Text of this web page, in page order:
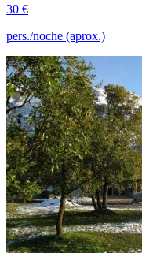
30 €
pers./noche (aprox.)